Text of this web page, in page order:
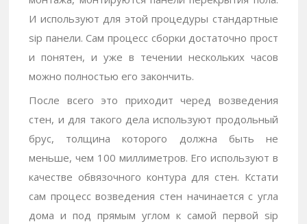
И используют для этой процедуры стандартные
sip панели. Сам процесс сборки достаточно прост
и понятен, и уже в течении нескольких часов
можно полностью его закончить.
После всего это приходит черед возведения
стен, и для такого дела используют продольный
брус, толщина которого должна быть не
меньше, чем 100 миллиметров. Его используют в
качестве обвязочного контура для стен. Кстати
сам процесс возведения стен начинается с угла
дома и под прямым углом к самой первой sip